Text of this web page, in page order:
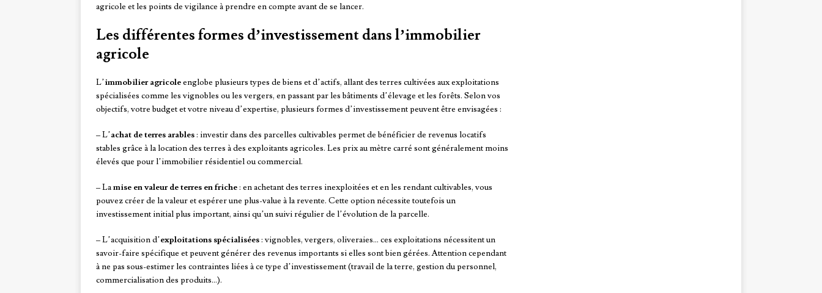
agricole et les points de vigilance à prendre en compte avant de se lancer.
Les différentes formes d’investissement dans l’immobilier
agricole
L’immobilier agricoleenglobe plusieurs types de biens et d’actifs, allant des terres cultivées aux exploitations
spécialisées comme les vignobles ou les vergers, en passant par les bâtiments d’élevage et les forêts. Selon vos
objectifs, votre budget et votre niveau d’expertise, plusieurs formes d’investissement peuvent être envisagées :
– L’achat de terres arables: investir dans des parcelles cultivables permet de bénéficier de revenus locatifs
stables grâce à la location des terres à des exploitants agricoles. Les prix au mètre carré sont généralement moins
élevés que pour l’immobilier résidentiel ou commercial.
– Lamise en valeur de terres en friche: en achetant des terres inexploitées et en les rendant cultivables, vous
pouvez créer de la valeur et espérer une plus-value à la revente. Cette option nécessite toutefois un
investissement initial plus important, ainsi qu’un suivi régulier de l’évolution de la parcelle.
– L’acquisition d’exploitations spécialisées: vignobles, vergers, oliveraies… ces exploitations nécessitent un
savoir-faire spécifique et peuvent générer des revenus importants si elles sont bien gérées. Attention cependant
à ne pas sous-estimer les contraintes liées à ce type d’investissement (travail de la terre, gestion du personnel,
commercialisation des produits…).